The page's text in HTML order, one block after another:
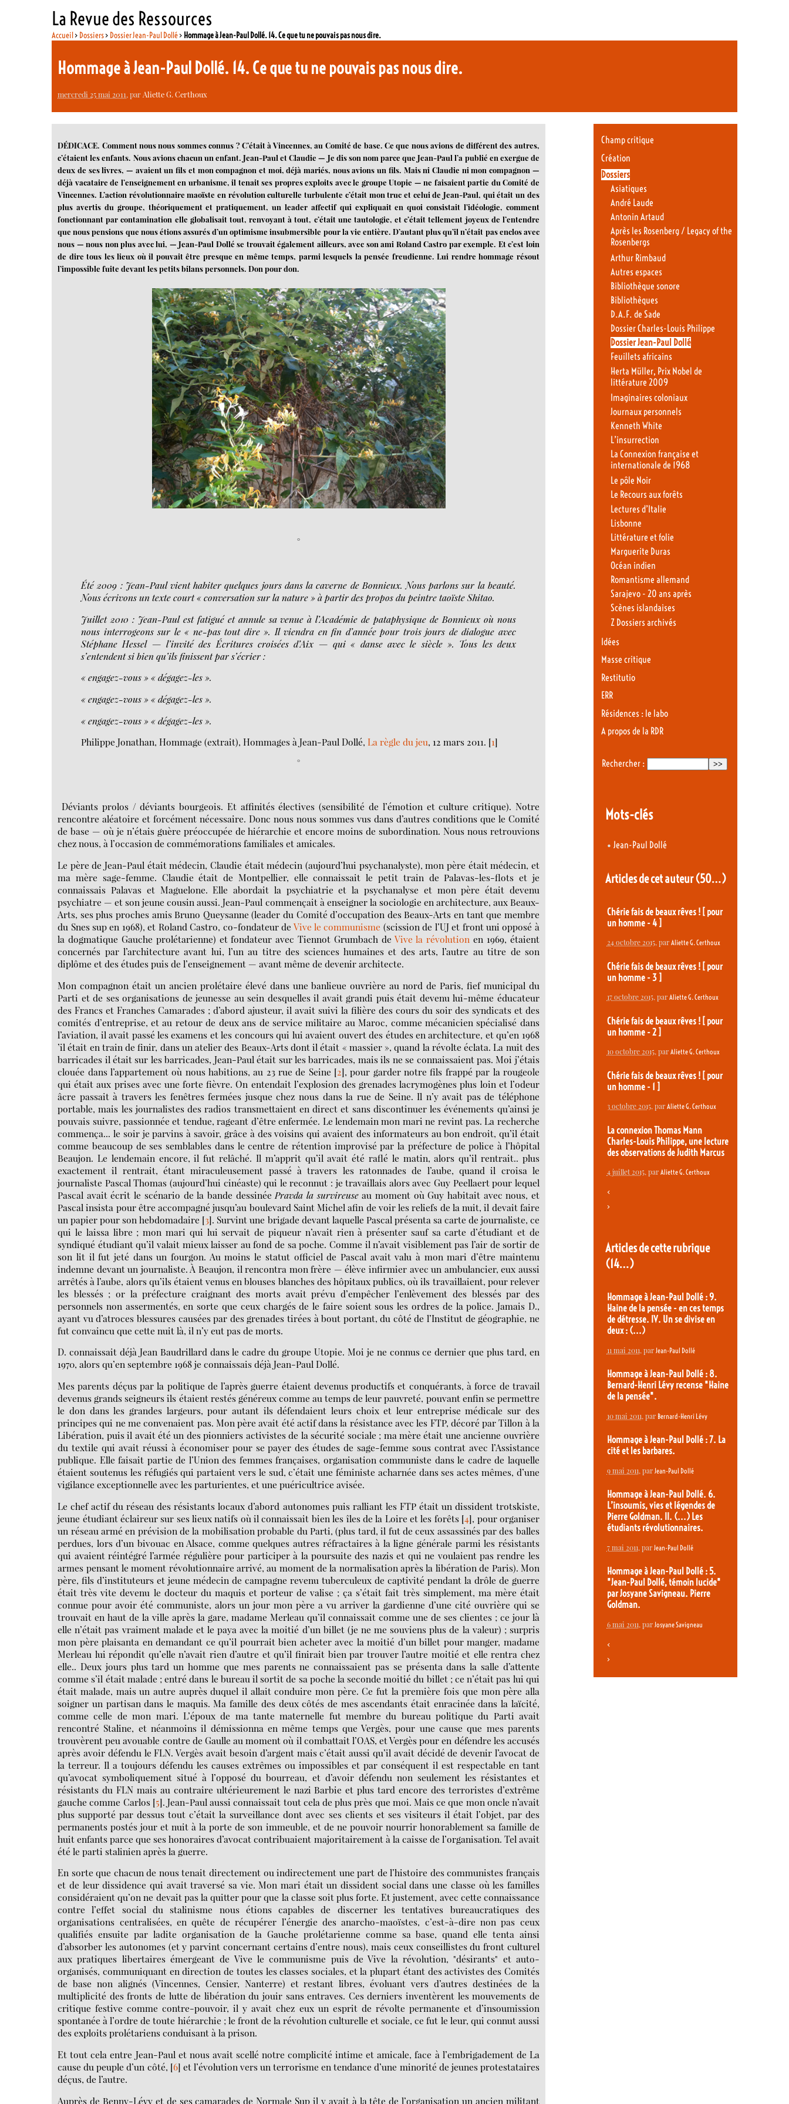
La Revue des Ressources
Accueil> Dossiers> Dossier Jean-Paul Dollé> Hommage à Jean-Paul Dollé. 14. Ce que tu ne pouvais pas nous dire.
Hommage à Jean-Paul Dollé. 14. Ce que tu ne pouvais pas nous dire.
mercredi 25 mai 2011, parAliette G. Certhoux
DÉDICACE. Comment nous nous sommes connus ? C’était à Vincennes, au Comité de base. Ce que nous avions de différent des autres,
c’étaient les enfants. Nous avions chacun un enfant. Jean-Paul et Claudie — Je dis son nom parce que Jean-Paul l’a publié en exergue de
deux de ses livres, — avaient un fils et mon compagnon et moi, déjà mariés, nous avions un fils. Mais ni Claudie ni mon compagnon —
déjà vacataire de l’enseignement en urbanisme, il tenait ses propres exploits avec le groupe Utopie — ne faisaient partie du Comité de
Vincennes. L’action révolutionnaire maoïste en révolution culturelle turbulente c’était mon truc et celui de Jean-Paul, qui était un des
plus avertis du groupe, théoriquement et pratiquement, un leader affectif qui expliquait en quoi consistait l’idéologie, comment
fonctionnant par contamination elle globalisait tout, renvoyant à tout, c’était une tautologie, et c’était tellement joyeux de l’entendre
que nous pensions que nous étions assurés d’un optimisme insubmersible pour la vie entière. D’autant plus qu’il n’était pas enclos avec
nous — nous non plus avec lui, — Jean-Paul Dollé se trouvait également ailleurs, avec son ami Roland Castro par exemple. Et c’est loin
de dire tous les lieux où il pouvait être presque en même temps, parmi lesquels la pensée freudienne. Lui rendre hommage résout
l’impossible fuite devant les petits bilans personnels. Don pour don.
°
Été 2009 : Jean-Paul vient habiter quelques jours dans la caverne de Bonnieux. Nous parlons sur la beauté.
Nous écrivons un texte court « conversation sur la nature » à partir des propos du peintre taoïste Shitao.
Juillet 2010 : Jean-Paul est fatigué et annule sa venue à l’Académie de pataphysique de Bonnieux où nous
nous interrogeons sur le « ne-pas tout dire ». Il viendra en fin d’année pour trois jours de dialogue avec
Stéphane Hessel — l’invité des Écritures croisées d’Aix — qui « danse avec le siècle ». Tous les deux
s’entendent si bien qu’ils finissent par s’écrier :
« engagez-vous » « dégagez-les ».
« engagez-vous » « dégagez-les ».
« engagez-vous » « dégagez-les ».
Philippe Jonathan, Hommage (extrait), Hommages à Jean-Paul Dollé,La règle du jeu, 12 mars 2011. [1]
°
Déviants prolos / déviants bourgeois. Et affinités électives (sensibilité de l’émotion et culture critique). Notre
rencontre aléatoire et forcément nécessaire. Donc nous nous sommes vus dans d’autres conditions que le Comité
de base — où je n’étais guère préoccupée de hiérarchie et encore moins de subordination. Nous nous retrouvions
chez nous, à l’occasion de commémorations familiales et amicales.
Le père de Jean-Paul était médecin, Claudie était médecin (aujourd’hui psychanalyste), mon père était médecin, et
ma mère sage-femme. Claudie était de Montpellier, elle connaissait le petit train de Palavas-les-flots et je
connaissais Palavas et Maguelone. Elle abordait la psychiatrie et la psychanalyse et mon père était devenu
psychiatre — et son jeune cousin aussi. Jean-Paul commençait à enseigner la sociologie en architecture, aux Beaux-
Arts, ses plus proches amis Bruno Queysanne (leader du Comité d’occupation des Beaux-Arts en tant que membre
du Snes sup en 1968), et Roland Castro, co-fondateur de Vive le communisme (scission de l’UJ et front uni opposé à
la dogmatique Gauche prolétarienne) et fondateur avec Tiennot Grumbach de Vive la révolution en 1969, étaient
concernés par l’architecture avant lui, l’un au titre des sciences humaines et des arts, l’autre au titre de son
diplôme et des études puis de l’enseignement — avant même de devenir architecte.
Mon compagnon était un ancien prolétaire élevé dans une banlieue ouvrière au nord de Paris, fief municipal du
Parti et de ses organisations de jeunesse au sein desquelles il avait grandi puis était devenu lui-même éducateur
des Francs et Franches Camarades ; d’abord ajusteur, il avait suivi la filière des cours du soir des syndicats et des
comités d’entreprise, et au retour de deux ans de service militaire au Maroc, comme mécanicien spécialisé dans
l’aviation, il avait passé les examens et les concours qui lui avaient ouvert des études en architecture, et qu’en 1968
’il était en train de finir, dans un atelier des Beaux-Arts dont il était « massier », quand la révolte éclata. La nuit des
barricades il était sur les barricades, Jean-Paul était sur les barricades, mais ils ne se connaissaient pas. Moi j’étais
clouée dans l’appartement où nous habitions, au 23 rue de Seine [2], pour garder notre fils frappé par la rougeole
qui était aux prises avec une forte fièvre. On entendait l’explosion des grenades lacrymogènes plus loin et l’odeur
âcre passait à travers les fenêtres fermées jusque chez nous dans la rue de Seine. Il n’y avait pas de téléphone
portable, mais les journalistes des radios transmettaient en direct et sans discontinuer les événements qu’ainsi je
pouvais suivre, passionnée et tendue, rageant d’être enfermée. Le lendemain mon mari ne revint pas. La recherche
commença... le soir je parvins à savoir, grâce à des voisins qui avaient des informateurs au bon endroit, qu’il était
comme beaucoup de ses semblables dans le centre de rétention improvisé par la préfecture de police à l’hôpital
Beaujon. Le lendemain encore, il fut relâché. Il m’apprit qu’il avait été raflé le matin, alors qu’il rentrait.. plus
exactement il rentrait, étant miraculeusement passé à travers les ratonnades de l’aube, quand il croisa le
journaliste Pascal Thomas (aujourd’hui cinéaste) qui le reconnut : je travaillais alors avec Guy Peellaert pour lequel
Pascal avait écrit le scénario de la bande dessinée Pravda la survireuseau moment où Guy habitait avec nous, et
Pascal insista pour être accompagné jusqu’au boulevard Saint Michel afin de voir les reliefs de la nuit, il devait faire
un papier pour son hebdomadaire [3]. Survint une brigade devant laquelle Pascal présenta sa carte de journaliste, ce
qui le laissa libre ; mon mari qui lui servait de piqueur n’avait rien à présenter sauf sa carte d’étudiant et de
syndiqué étudiant qu’il valait mieux laisser au fond de sa poche. Comme il n’avait visiblement pas l’air de sortir de
son lit il fut jeté dans un fourgon. Au moins le statut officiel de Pascal avait valu à mon mari d’être maintenu
indemne devant un journaliste. À Beaujon, il rencontra mon frère — élève infirmier avec un ambulancier, eux aussi
arrêtés à l’aube, alors qu’ils étaient venus en blouses blanches des hôpitaux publics, où ils travaillaient, pour relever
les blessés ; or la préfecture craignant des morts avait prévu d’empêcher l’enlèvement des blessés par des
personnels non assermentés, en sorte que ceux chargés de le faire soient sous les ordres de la police. Jamais D.,
ayant vu d’atroces blessures causées par des grenades tirées à bout portant, du côté de l’Institut de géographie, ne
fut convaincu que cette nuit là, il n’y eut pas de morts.
D. connaissait déjà Jean Baudrillard dans le cadre du groupe Utopie. Moi je ne connus ce dernier que plus tard, en
1970, alors qu’en septembre 1968 je connaissais déjà Jean-Paul Dollé.
Mes parents déçus par la politique de l’après guerre étaient devenus productifs et conquérants, à force de travail
devenus grands seigneurs ils étaient restés généreux comme au temps de leur pauvreté, pouvant enfin se permettre
le don dans les grandes largeurs, pour autant ils défendaient leurs choix et leur entreprise médicale sur des
principes qui ne me convenaient pas. Mon père avait été actif dans la résistance avec les FTP, décoré par Tillon à la
Libération, puis il avait été un des pionniers activistes de la sécurité sociale ; ma mère était une ancienne ouvrière
du textile qui avait réussi à économiser pour se payer des études de sage-femme sous contrat avec l’Assistance
publique. Elle faisait partie de l’Union des femmes françaises, organisation communiste dans le cadre de laquelle
étaient soutenus les réfugiés qui partaient vers le sud, c’était une féministe acharnée dans ses actes mêmes, d’une
vigilance exceptionnelle avec les parturientes, et une puéricultrice avisée.
Le chef actif du réseau des résistants locaux d’abord autonomes puis ralliant les FTP était un dissident trotskiste,
jeune étudiant éclaireur sur ses lieux natifs où il connaissait bien les îles de la Loire et les forêts[4], pour organiser
un réseau armé en prévision de la mobilisation probable du Parti, (plus tard, il fut de ceux assassinés par des balles
perdues, lors d’un bivouac en Alsace, comme quelques autres réfractaires à la ligne générale parmi les résistants
qui avaient réintégré l’armée régulière pour participer à la poursuite des nazis et qui ne voulaient pas rendre les
armes pensant le moment révolutionnaire arrivé, au moment de la normalisation après la libération de Paris). Mon
père, fils d’instituteurs et jeune médecin de campagne revenu tuberculeux de captivité pendant la drôle de guerre
était très vite devenu le docteur du maquis et porteur de valise ; ça s’était fait très simplement, ma mère était
connue pour avoir été communiste, alors un jour mon père a vu arriver la gardienne d’une cité ouvrière qui se
trouvait en haut de la ville après la gare, madame Merleau qu’il connaissait comme une de ses clientes ; ce jour là
elle n’était pas vraiment malade et le paya avec la moitié d’un billet (je ne me souviens plus de la valeur) ; surpris
mon père plaisanta en demandant ce qu’il pourrait bien acheter avec la moitié d’un billet pour manger, madame
Merleau lui répondit qu’elle n’avait rien d’autre et qu’il finirait bien par trouver l’autre moitié et elle rentra chez
elle.. Deux jours plus tard un homme que mes parents ne connaissaient pas se présenta dans la salle d’attente
comme s’il était malade ; entré dans le bureau il sortit de sa poche la seconde moitié du billet ; ce n’était pas lui qui
était malade, mais un autre auprès duquel il allait conduire mon père. Ce fut la première fois que mon père alla
soigner un partisan dans le maquis. Ma famille des deux côtés de mes ascendants était enracinée dans la laïcité,
comme celle de mon mari. L’époux de ma tante maternelle fut membre du bureau politique du Parti avait
rencontré Staline, et néanmoins il démissionna en même temps que Vergès, pour une cause que mes parents
trouvèrent peu avouable contre de Gaulle au moment où il combattait l’OAS, et Vergès pour en défendre les accusés
après avoir défendu le FLN. Vergès avait besoin d’argent mais c’était aussi qu’il avait décidé de devenir l’avocat de
la terreur. Il a toujours défendu les causes extrêmes ou impossibles et par conséquent il est respectable en tant
qu’avocat symboliquement situé à l’opposé du bourreau, et d’avoir défendu non seulement les résistantes et
résistants du FLN mais au contraire ultérieurement le nazi Barbie et plus tard encore des terroristes d’extrême
gauche comme Carlos[5]. Jean-Paul aussi connaissait tout cela de plus près que moi. Mais ce que mon oncle n’avait
plus supporté par dessus tout c’était la surveillance dont avec ses clients et ses visiteurs il était l’objet, par des
permanents postés jour et nuit à la porte de son immeuble, et de ne pouvoir nourrir honorablement sa famille de
huit enfants parce que ses honoraires d’avocat contribuaient majoritairement à la caisse de l’organisation. Tel avait
été le parti stalinien après la guerre.
En sorte que chacun de nous tenait directement ou indirectement une part de l’histoire des communistes français
et de leur dissidence qui avait traversé sa vie. Mon mari était un dissident social dans une classe où les familles
considéraient qu’on ne devait pas la quitter pour que la classe soit plus forte. Et justement, avec cette connaissance
contre l’effet social du stalinisme nous étions capables de discerner les tentatives bureaucratiques des
organisations centralisées, en quête de récupérer l’énergie des anarcho-maoïstes, c’est-à-dire non pas ceux
qualifiés ensuite par ladite organisation de la Gauche prolétarienne comme sa base, quand elle tenta ainsi
d’absorber les autonomes (et y parvint concernant certains d’entre nous), mais ceux conseillistes du front culturel
aux pratiques libertaires émergeant de Vive le communisme puis de Vive la révolution, "désirants" et auto-
organisés, communiquant en direction de toutes les classes sociales, et la plupart étant des activistes des Comités
de base non alignés (Vincennes, Censier, Nanterre) et restant libres, évoluant vers d’autres destinées de la
multiplicité des fronts de lutte de libération du jouir sans entraves. Ces derniers inventèrent les mouvements de
critique festive comme contre-pouvoir, il y avait chez eux un esprit de révolte permanente et d’insoumission
spontanée à l’ordre de toute hiérarchie ; le front de la révolution culturelle et sociale, ce fut le leur, qui connut aussi
des exploits prolétariens conduisant à la prison.
Et tout cela entre Jean-Paul et nous avait scellé notre complicité intime et amicale, face à l’embrigadement de La
cause du peuple d’un côté, [6] et l’évolution vers un terrorisme en tendance d’une minorité de jeunes protestataires
déçus, de l’autre.
Auprès de Benny-Lévy et de ses camarades de Normale Sup il y avait à la tête de l’organisation un ancien militant
Champ critique
Création
Dossiers
Asiatiques
André Laude
Antonin Artaud
Après les Rosenberg / Legacy of the
Rosenbergs
Arthur Rimbaud
Autres espaces
Bibliothèque sonore
Bibliothèques
D.A.F. de Sade
Dossier Charles-Louis Philippe
Dossier Jean-Paul Dollé
Feuillets africains
Herta Müller, Prix Nobel de
littérature 2009
Imaginaires coloniaux
Journaux personnels
Kenneth White
L’insurrection
La Connexion française et
internationale de 1968
Le pôle Noir
Le Recours aux forêts
Lectures d’Italie
Lisbonne
Littérature et folie
Marguerite Duras
Océan indien
Romantisme allemand
Sarajevo - 20 ans après
Scènes islandaises
Z Dossiers archivés
Idées
Masse critique
Restitutio
ERR
Résidences : le labo
A propos de la RDR
Rechercher :
Mots-clés
• Jean-Paul Dollé
Articles de cet auteur(50…)
Chérie fais de beaux rêves ! [ pour
un homme - 4 ]
24 octobre 2015, par Aliette G. Certhoux
Chérie fais de beaux rêves ! [ pour
un homme - 3 ]
17 octobre 2015, par Aliette G. Certhoux
Chérie fais de beaux rêves ! [ pour
un homme - 2 ]
10 octobre 2015, par Aliette G. Certhoux
Chérie fais de beaux rêves ! [ pour
un homme - 1 ]
3 octobre 2015, par Aliette G. Certhoux
La connexion Thomas Mann
Charles-Louis Philippe, une lecture
des observations de Judith Marcus
4 juillet 2015, par Aliette G. Certhoux
<
>
Articles de cette rubrique
(14…)
Hommage à Jean-Paul Dollé : 9.
Haine de la pensée - en ces temps
de détresse. IV. Un se divise en
deux : (...)
11 mai 2011, par Jean-Paul Dollé
Hommage à Jean-Paul Dollé : 8.
Bernard-Henri Lévy recense "Haine
de la pensée".
10 mai 2011, par Bernard-Henri Lévy
Hommage à Jean-Paul Dollé : 7. La
cité et les barbares.
9 mai 2011, par Jean-Paul Dollé
Hommage à Jean-Paul Dollé. 6.
L’insoumis, vies et légendes de
Pierre Goldman. II. (...) Les
étudiants révolutionnaires.
7 mai 2011, par Jean-Paul Dollé
Hommage à Jean-Paul Dollé : 5.
"Jean-Paul Dollé, témoin lucide"
par Josyane Savigneau. Pierre
Goldman.
6 mai 2011, par Josyane Savigneau
<
>